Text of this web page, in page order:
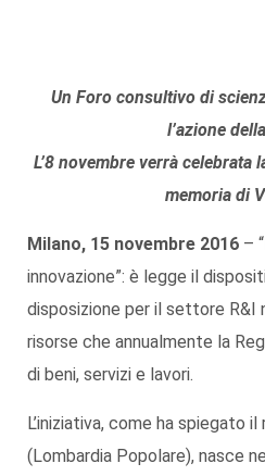
Un Foro consultivo di
l’azione
L’8 novembre verrà celebrata
memoria di
Milano, 15 novembre 2016 –
innovazione”: è legge il
disposizione per il settore R&I
risorse che annualmente la
di beni, servizi e lavori.
L’iniziativa, come ha spiegato
(Lombardia Popolare), nasce